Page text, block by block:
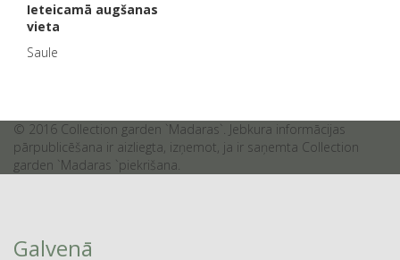
Ieteicamā augšanas
vieta
Saule
© 2016 Collection garden `Madaras`. Jebkura informācijas
pārpublicēšana ir aizliegta, izņemot, ja ir saņemta Collection
garden `Madaras `piekrišana.
Galvenā